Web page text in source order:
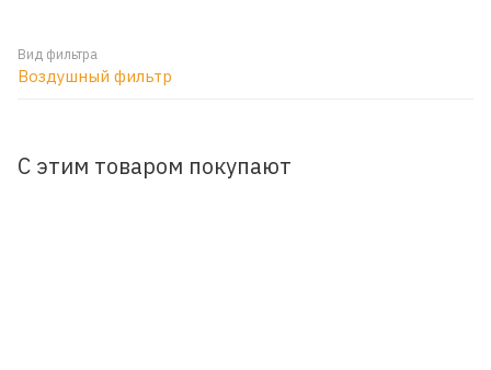
Вид фильтра
Воздушный фильтр
С этим товаром покупают